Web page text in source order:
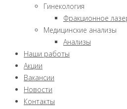
Гинекология
Фракционное
Медицинские анализы
Анализы
Наши работы
Акции
Вакансии
Новости
Контакты